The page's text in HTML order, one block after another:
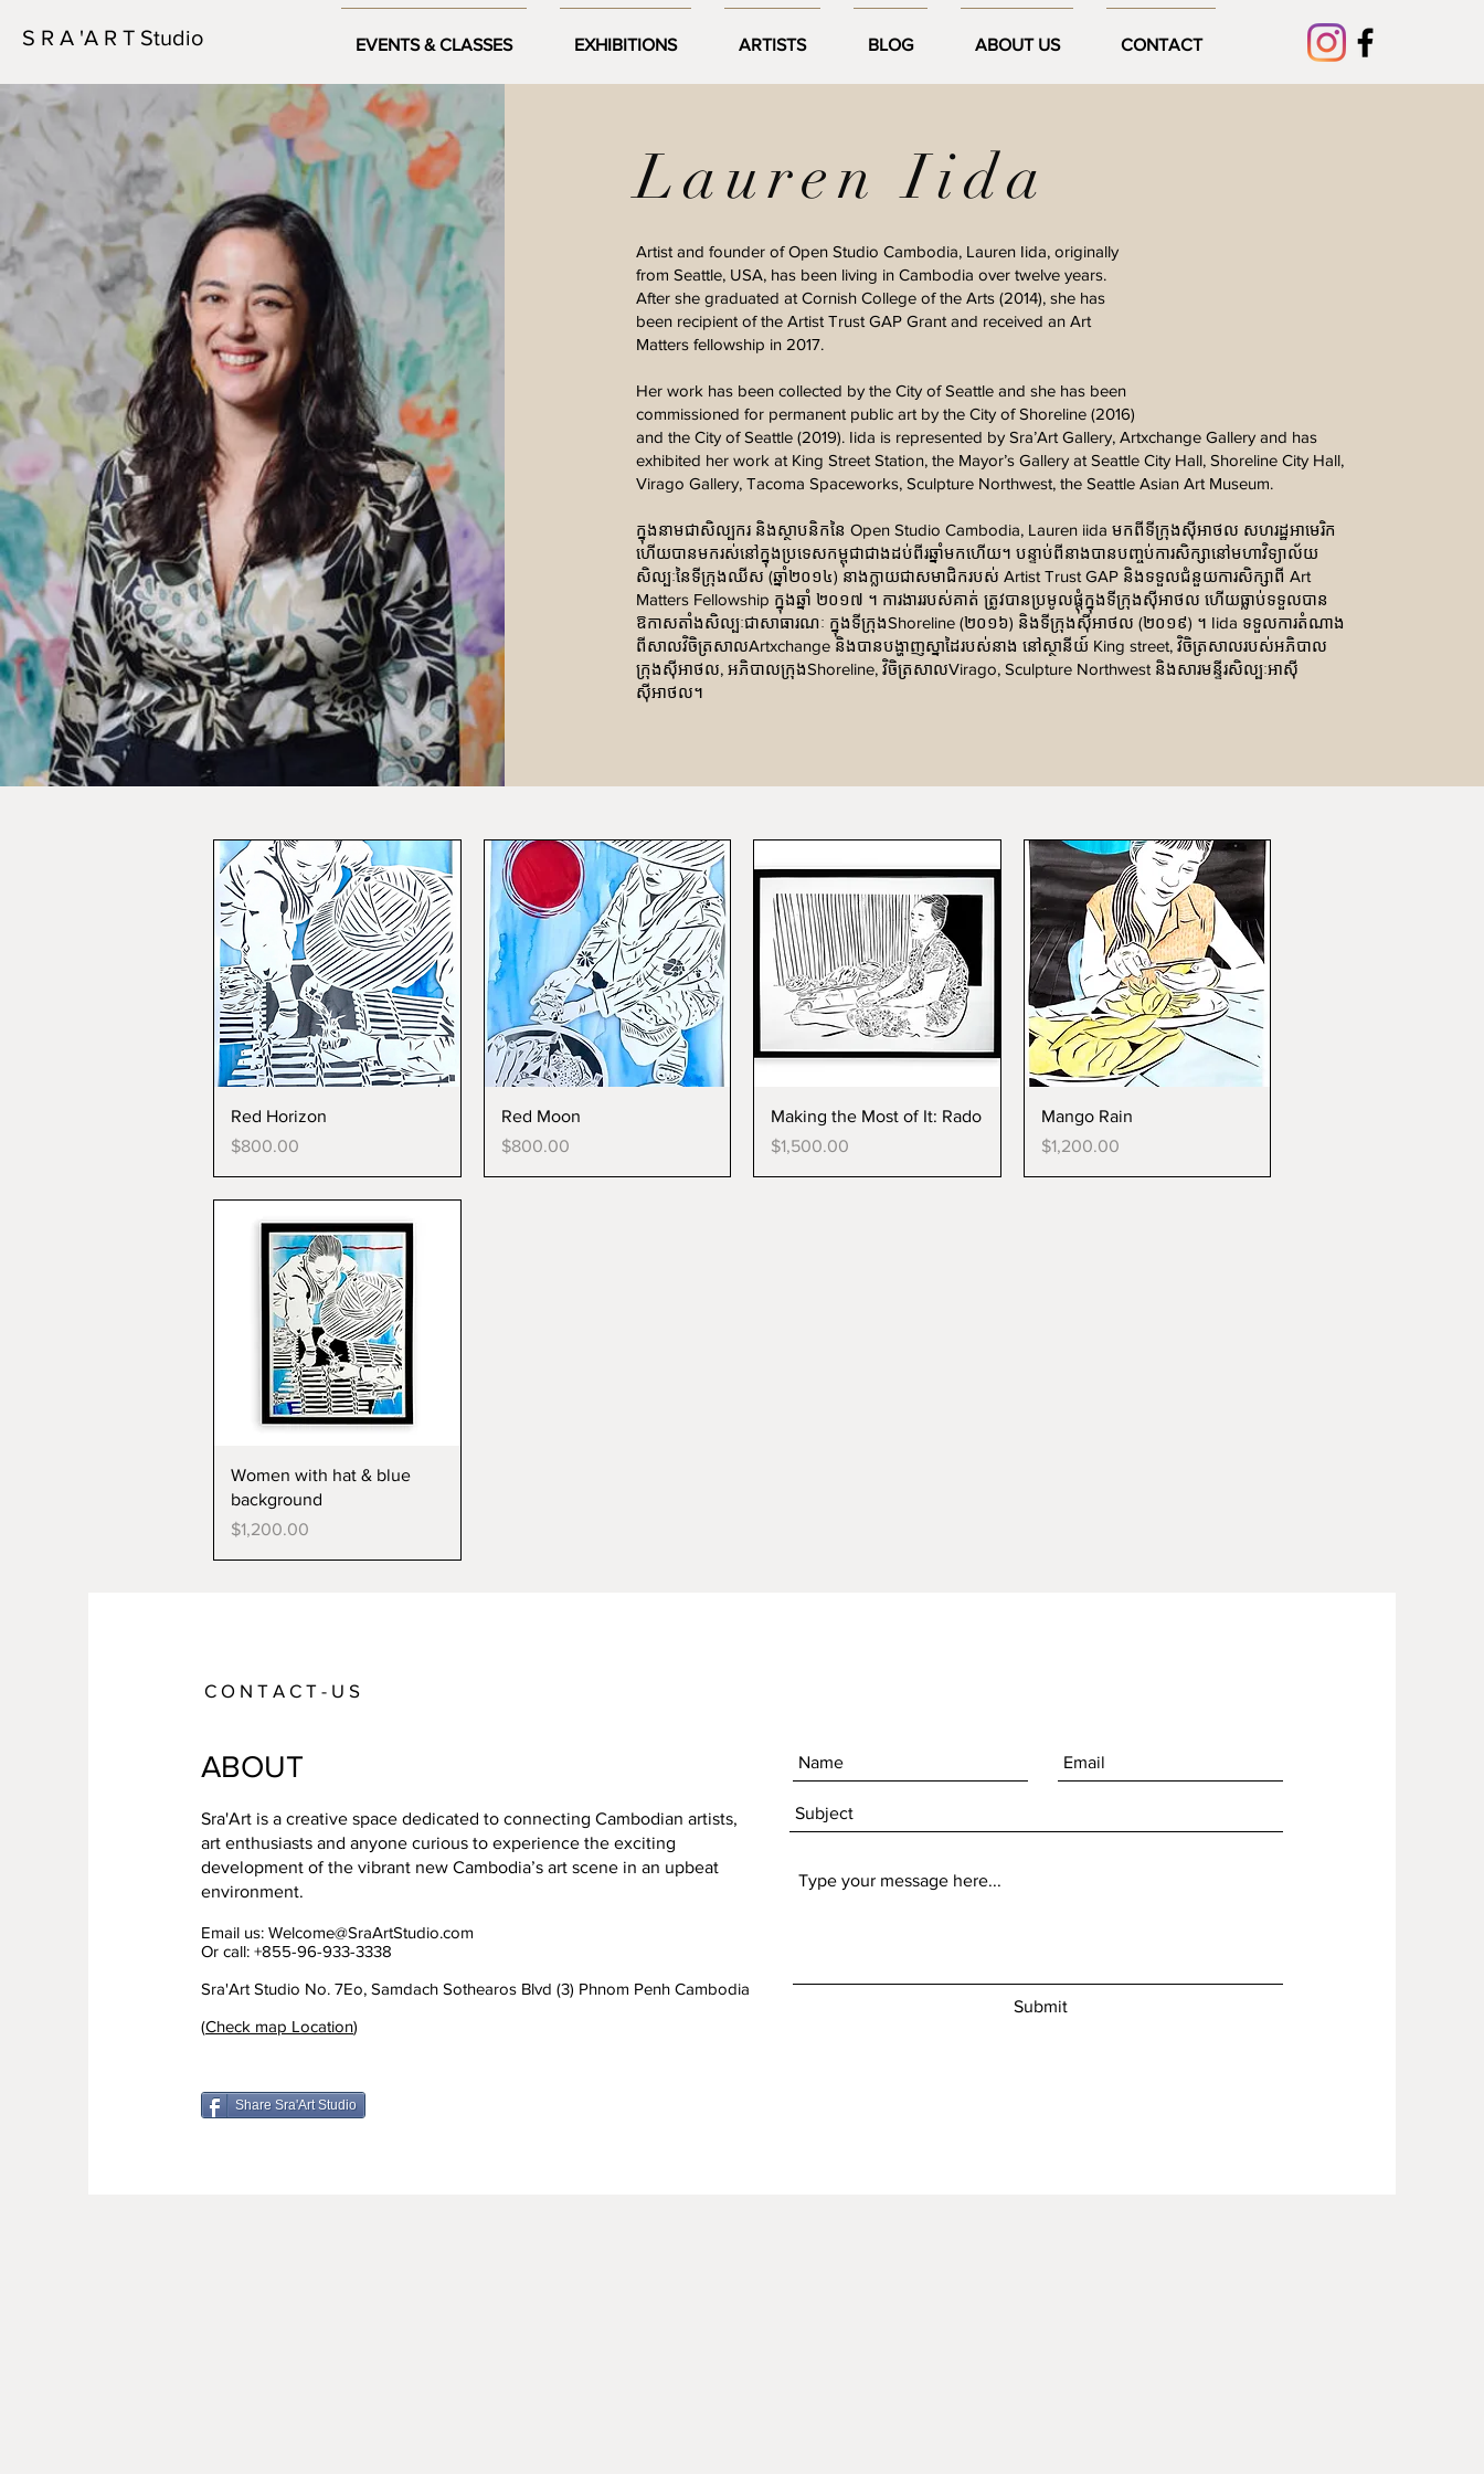
S R A 'A R T Studio EVENTS & CLASSES EXHIBITIONS ARTISTS BLOG ABOUT US CONTACT
Lauren Iida
Artist and founder of Open Studio Cambodia, Lauren Iida, originally
from Seattle, USA, has been living in Cambodia over twelve years.
After she graduated at Cornish College of the Arts (2014), she has
been recipient of the Artist Trust GAP Grant and received an Art
Matters fellowship in 2017.
Her work has been collected by the City of Seattle and she has been
commissioned for permanent public art by the City of Shoreline (2016)
and the City of Seattle (2019). Iida is represented by Sra’Art Gallery, Artxchange Gallery and has
exhibited her work at King Street Station, the Mayor’s Gallery at Seattle City Hall, Shoreline City Hall,
Virago Gallery, Tacoma Spaceworks, Sculpture Northwest, the Seattle Asian Art Museum.
ក្នុងនាមជាសិល្បករ និងស្ថាបនិកនៃ Open Studio Cambodia, Lauren iida មកពីទីក្រុងស៊ីអាថល សហរដ្ឋអាមេរិក
ហើយបានមករស់នៅក្នុងប្រទេសកម្ពុជាជាងដប់ពីរឆ្នាំមកហើយ។ បន្ទាប់ពីនាងបានបញ្ចប់ការសិក្សានៅមហាវិទ្យាល័យ
សិល្បៈនៃទីក្រុងឈីស (ឆ្នាំ២០១៤) នាងក្លាយជាសមាជិករបស់ Artist Trust GAP និងទទួលជំនួយការសិក្សាពី Art
Matters Fellowship ក្នុងឆ្នាំ ២០១៧ ។ ការងាររបស់គាត់ ត្រូវបានប្រមូលផ្តុំក្នុងទីក្រុងស៊ីអាថល ហើយធ្លាប់ទទួលបាន
ឱកាសតាំងសិល្បៈជាសាធារណៈ ក្នុងទីក្រុងShoreline (២០១៦) និងទីក្រុងស៊ីអាថល (២០១៩) ។ Iida ទទួលការតំណាង
ពីសាលវិចិត្រសាលArtxchange និងបានបង្ហាញស្នាដៃរបស់នាង នៅស្ថានីយ៍ King street, វិចិត្រសាលរបស់អភិបាល
ក្រុងស៊ីអាថល, អភិបាលក្រុងShoreline, វិចិត្រសាលVirago, Sculpture Northwest និងសារមន្ទីរសិល្បៈអាស៊ី
ស៊ីអាថល។
Red Horizon
Price
$800.00
Red Moon
Price
$800.00
Making the Most of It: Rado
Price
$1,500.00
Mango Rain
Price
$1,200.00
Women with hat & blue
background
Price
$1,200.00
C O N T A C T - U S
ABOUT
Sra'Art is a creative space dedicated to connecting Cambodian artists,
art enthusiasts and anyone curious to experience the exciting
development of the vibrant new Cambodia’s art scene in an upbeat
environment.
Email us: Welcome@SraArtStudio.com
Or call: +855-96-933-3338
Sra'Art Studio No. 7Eo, Samdach Sothearos Blvd (3) Phnom Penh Cambodia
(Check map Location)
Submit
Share Sra'Art Studio